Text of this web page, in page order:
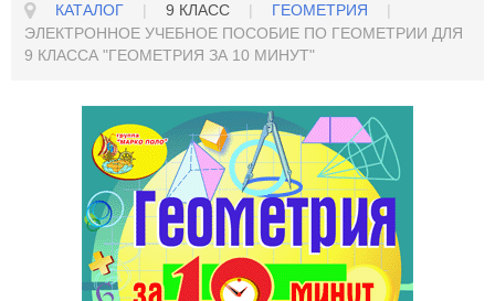
КАТАЛОГ | 9 КЛАСС | ГЕОМЕТРИЯ
|
ЭЛЕКТРОННОЕ УЧЕБНОЕ ПОСОБИЕ ПО ГЕОМЕТРИИ ДЛЯ
9 КЛАССА "ГЕОМЕТРИЯ ЗА 10 МИНУТ"